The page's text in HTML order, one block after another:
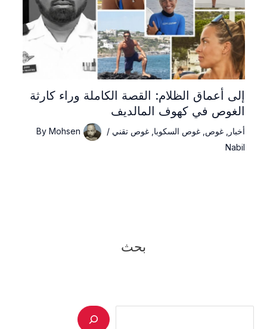
إلى أعماق الظلام: القصة الكاملة وراء كارثة
الغوص في كهوف المالديف
أخبار,غوص,غوص السكوبا,غوص تقني/
ByMohsen
Nabil
بحث